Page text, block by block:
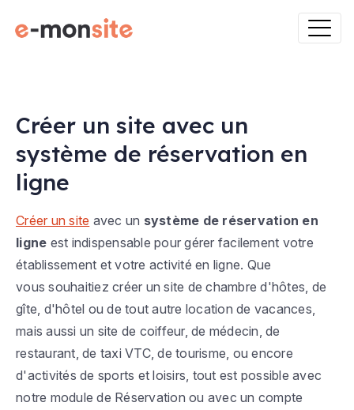
Créer un site avec un
système de réservation en
ligne
Créer un site avec un système de réservation en
ligne est indispensable pour gérer facilement votre
établissement et votre activité en ligne. Que
vous souhaitiez créer un site de chambre d'hôtes, de
gîte, d'hôtel ou de tout autre location de vacances,
mais aussi un site de coiffeur, de médecin, de
restaurant, de taxi VTC, de tourisme, ou encore
d'activités de sports et loisirs, tout est possible avec
notre module de Réservation ou avec un compte